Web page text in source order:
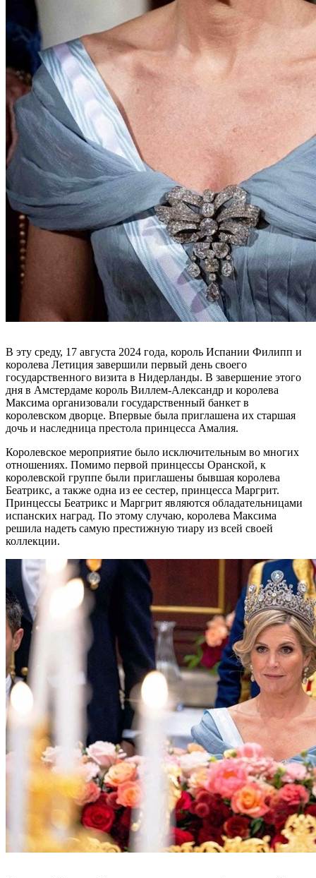
В эту среду, 17 августа 2024 года, король Испании Филипп и
королева Летиция завершили первый день своего
государственного визита в Нидерланды. В завершение этого
дня в Амстердаме король Виллем-Александр и королева
Максима организовали государственный банкет в
королевском дворце. Впервые была приглашена их старшая
дочь и наследница престола принцесса Амалия.
Королевское мероприятие было исключительным во многих
отношениях. Помимо первой принцессы Оранской, к
королевской группе были приглашены бывшая королева
Беатрикс, а также одна из ее сестер, принцесса Маргрит.
Принцессы Беатрикс и Маргрит являются обладательницами
испанских наград. По этому случаю, королева Максима
решила надеть самую престижную тиару из всей своей
коллекции.